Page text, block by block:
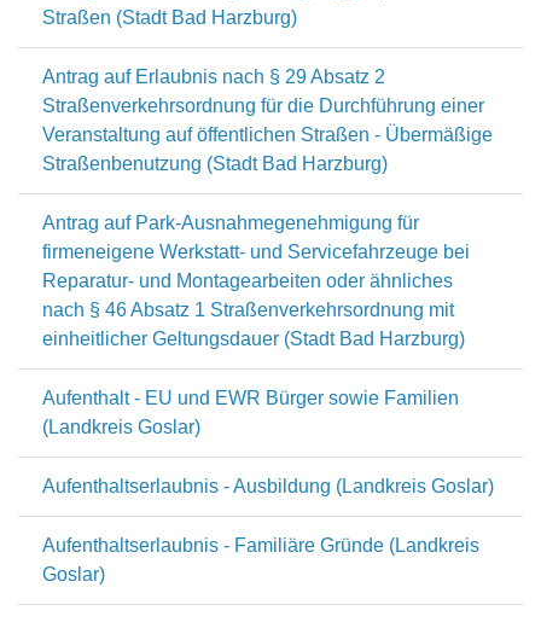
Straßen (Stadt Bad Harzburg)
Antrag auf Erlaubnis nach § 29 Absatz 2
Straßenverkehrsordnung für die Durchführung einer
Veranstaltung auf öffentlichen Straßen - Übermäßige
Straßenbenutzung (Stadt Bad Harzburg)
Antrag auf Park-Ausnahmegenehmigung für
firmeneigene Werkstatt- und Servicefahrzeuge bei
Reparatur- und Montagearbeiten oder ähnliches
nach § 46 Absatz 1 Straßenverkehrsordnung mit
einheitlicher Geltungsdauer (Stadt Bad Harzburg)
Aufenthalt - EU und EWR Bürger sowie Familien
(Landkreis Goslar)
Aufenthaltserlaubnis - Ausbildung (Landkreis Goslar)
Aufenthaltserlaubnis - Familiäre Gründe (Landkreis
Goslar)